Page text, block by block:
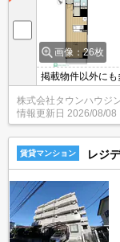
画像：26枚
掲載物件以外にも
見可能です！メ
ますとスムーズに
株式会社タウンハウジ
情報更新日 2026/08/08
賃貸マンション レジ